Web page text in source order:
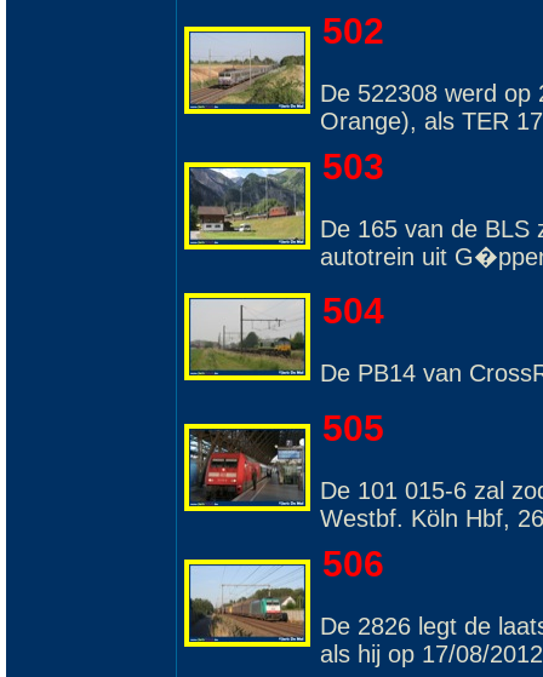
502
De 522308 werd op
Orange), als TER
503
De 165 van de BLS
autotrein uit
504
De PB14 van
505
De 101 015-6 zal
Westbf. Köln Hbf,
506
De 2826 legt de
als hij op 17/08/